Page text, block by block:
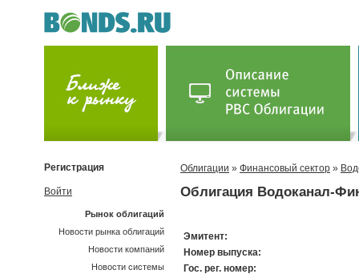
Облигации » Финансовый сектор »
Облигация Водоканал-
Эмитент:
Номер выпуска:
Гос. рег. номер:
Регистрация
Войти
Рынок облигаций
Новости рынка облигаций
Новости компаний
Новости системы